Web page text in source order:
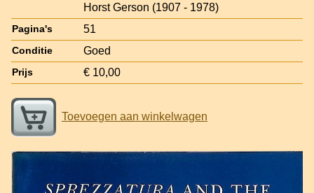
Horst Gerson (1907 - 1978)
Pagina's 51
Conditie Goed
Prijs € 10,00
Toevoegen aan winkelwagen